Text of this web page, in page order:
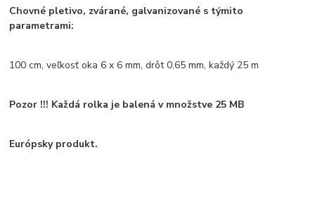
Chovné pletivo, zvárané, galvanizované s týmito
parametrami:
100 cm, veľkosť oka 6 x 6 mm, drôt 0,65 mm, každý 25 m
Pozor !!! Každá rolka je balená v množstve 25 MB
Európsky produkt.